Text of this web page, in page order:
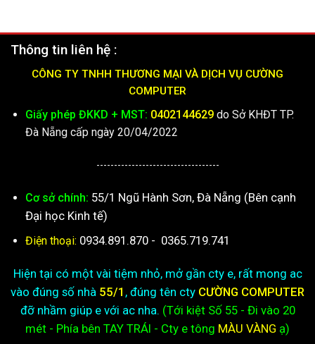
Thông tin liên hệ :
CÔNG TY TNHH THƯƠNG MẠI VÀ DỊCH VỤ CƯỜNG
COMPUTER
Giấy phép ĐKKD + MST: 0402144629do Sở KHĐT TP.
Đà Nẵng cấp ngày 20/04/2022
-----------------------------------
Cơ sở chính: 55/1 Ngũ Hành Sơn, Đà Nẵng (Bên cạnh
Đại học Kinh tế)
Điện thoại: 0934.891.870 - 0365.719.741
Hiện tại có một vài tiệm nhỏ, mở gần cty e, rất mong ac
vào đúng số nhà 55/1 , đúng tên cty CƯỜNG COMPUTER
đỡ nhầm giúp e với ac nha. (Tới kiệtSố 55 - Đi vào 20
mét - Phía bên TAY TRÁI - Cty e tông MÀU VÀNG ạ)